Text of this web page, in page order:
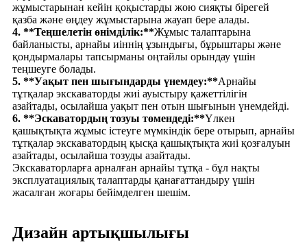
жұмыстарынан кейін қоқыстарды жою сияқты бірегей
қазба және өңдеу жұмыстарына жауап бере алады.
4. **Теңшелетін өнімділік:**Жұмыс талаптарына
байланысты, арнайы иіннің ұзындығы, бұрыштары және
қондырмалары тапсырманы оңтайлы орындау үшін
теңшеуге болады.
5. **Уақыт пен шығындарды үнемдеу:**Арнайы
тұтқалар экскаваторды жиі ауыстыру қажеттілігін
азайтады, осылайша уақыт пен отын шығынын үнемдейді.
6. **Эскаватордың тозуы төмендеді:**Үлкен
қашықтықта жұмыс істеуге мүмкіндік бере отырып, арнайы
тұтқалар экскаватордың қысқа қашықтықта жиі қозғалуын
азайтады, осылайша тозуды азайтады.
Экскаваторларға арналған арнайы тұтқа - бұл нақты
эксплуатациялық талаптарды қанағаттандыру үшін
жасалған жоғары бейімделген шешім.
Дизайн артықшылығы